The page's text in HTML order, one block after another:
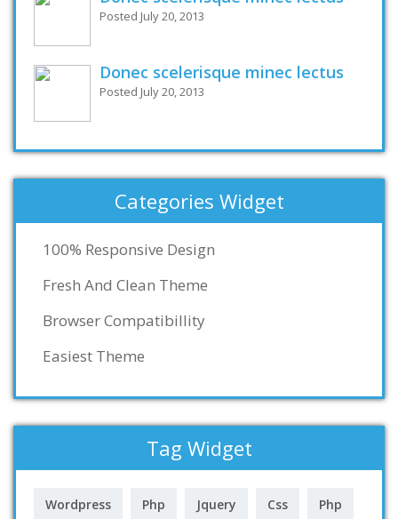
Posted July 20, 2013
Donec scelerisque minec lectus
Posted July 20, 2013
Categories Widget
100% Responsive Design
Fresh And Clean Theme
Browser Compatibillity
Easiest Theme
Tag Widget
Wordpress Php Jquery Css Php